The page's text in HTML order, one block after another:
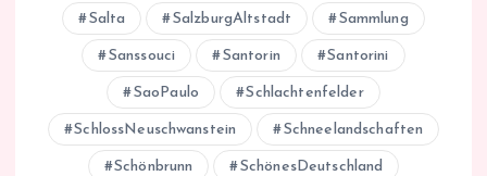
Salta SalzburgAltstadt Sammlung
Sanssouci Santorin Santorini
SaoPaulo Schlachtenfelder
SchlossNeuschwanstein Schneelandschaften
Schönbrunn SchönesDeutschland